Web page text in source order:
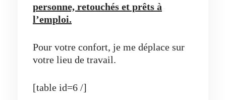
personne, retouchés et prêts à
l’emploi.
Pour votre confort, je me déplace sur
votre lieu de travail.
[table id=6 /]